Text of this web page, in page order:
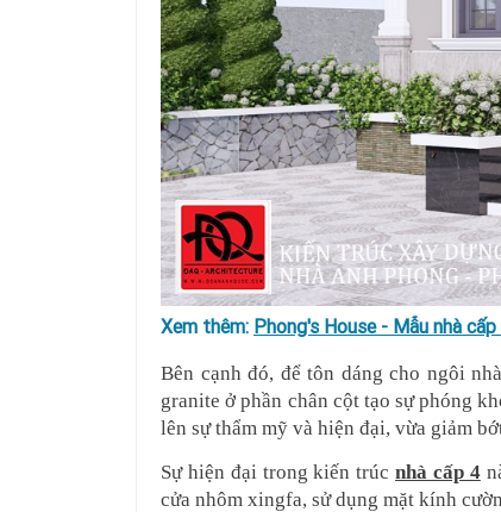
Xem thêm: Phong's House - Mẫu nhà
Bên cạnh đó, để tôn dáng cho ngôi
granite ở phần chân cột tạo sự phóng
lên sự thẩm mỹ và hiện đại, vừa giảm
Sự hiện đại trong kiến trúc nhà cấp 4
cửa nhôm xingfa, sử dụng mặt kính